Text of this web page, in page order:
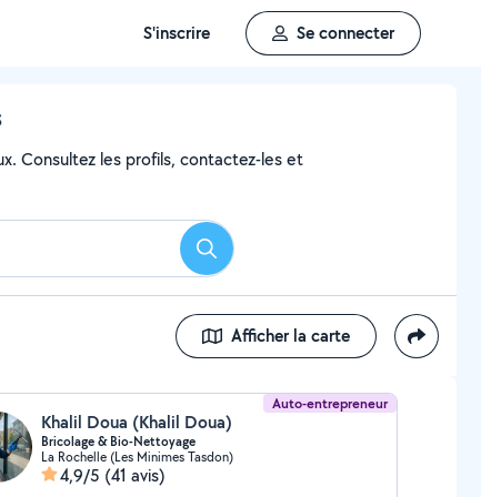
S'inscrire Se connecter
Consultez les profils, contactez-les et
Rechercher
Afficher la carte
Auto-entrepreneur
Khalil Doua (Khalil Doua)
Bricolage & Bio-Nettoyage
La Rochelle (Les Minimes Tasdon)
4,9/5 (41 avis)